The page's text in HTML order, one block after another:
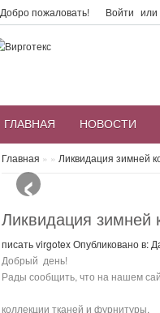
Добро пожаловать! Войти или
ГЛАВНАЯ НОВОСТИ
Главная » » Ликвидация зимней
‹
Ликвидация зимней
писатьvirgotexОпубликовано в:
Добрый день!
Рады сообщить, что на нашем
коллекции тканей и фурнитуры.